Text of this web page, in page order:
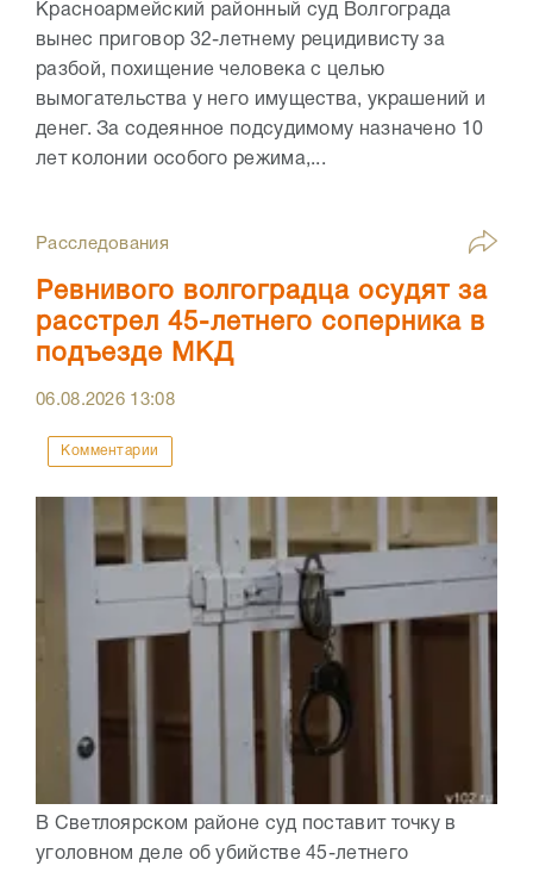
Красноармейский районный суд Волгограда
вынес приговор 32-летнему рецидивисту за
разбой, похищение человека с целью
вымогательства у него имущества, украшений и
денег. За содеянное подсудимому назначено 10
лет колонии особого режима,...
Расследования
Ревнивого волгоградца осудят за
расстрел 45-летнего соперника в
подъезде МКД
06.08.2026 13:08
Комментарии
В Светлоярском районе суд поставит точку в
уголовном деле об убийстве 45-летнего